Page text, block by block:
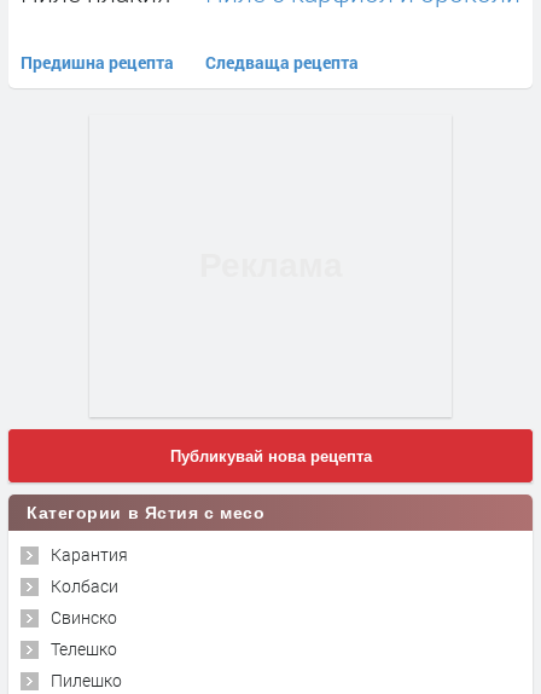
Предишна рецепта Следваща рецепта
Публикувай нова рецепта
Категории в Ястия с месо
Карантия
Колбаси
Свинско
Телешко
Пилешко